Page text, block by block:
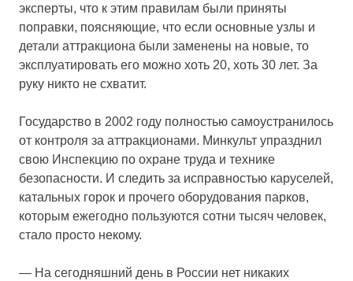
эксперты, что к этим правилам были приняты
поправки, поясняющие, что если основные узлы и
детали аттракциона были заменены на новые, то
эксплуатировать его можно хоть 20, хоть 30 лет. За
руку никто не схватит.
Государство в 2002 году полностью самоустранилось
от контроля за аттракционами. Минкульт упразднил
свою Инспекцию по охране труда и технике
безопасности. И следить за исправностью каруселей,
катальных горок и прочего оборудования парков,
которым ежегодно пользуются сотни тысяч человек,
стало просто некому.
— На сегодняшний день в России нет никаких